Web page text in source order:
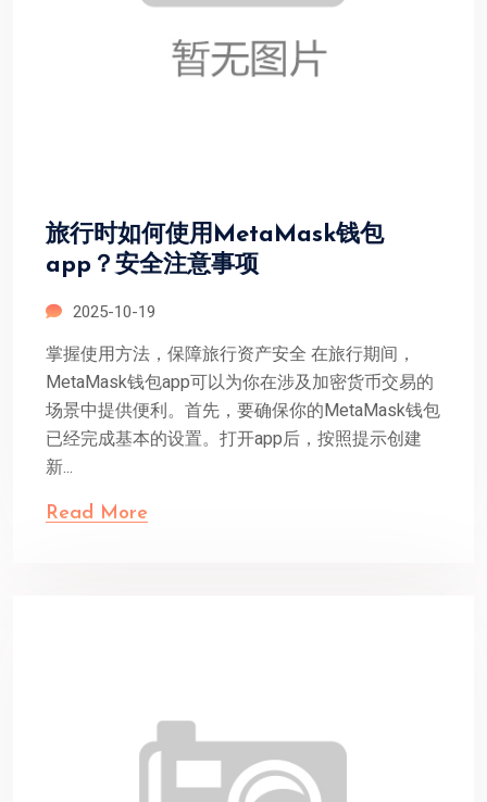
旅行时如何使用MetaMask钱包
app？安全注意事项
2025-10-19
掌握使用方法，保障旅行资产安全 在旅行期间，
MetaMask钱包app可以为你在涉及加密货币交易的
场景中提供便利。首先，要确保你的MetaMask钱包
已经完成基本的设置。打开app后，按照提示创建
新...
Read More